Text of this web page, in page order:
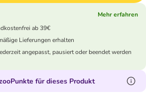
Mehr erfahren
ab 39€
Lieferungen erhalten
angepasst, pausiert oder beendet werden
für dieses Produkt